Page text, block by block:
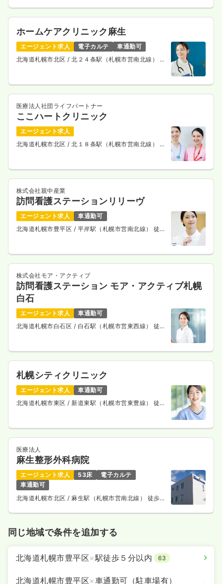
ホームケアクリニック麻生
エージェント求人 電子カルテ
車通勤可
北海道札幌市北区/ 北２４条駅（札幌市営南北線） 徒
医療法人社団ライフパートナー
ここハートクリニック
エージェント求人
北海道札幌市北区/ 北１８条駅（札幌市営南北線） 徒
株式会社親中産業
訪問看護ステーションリリーヴ
エージェント求人
車通勤可
北海道札幌市豊平区 / 平岸駅（札幌市営南北線） 徒歩
株式会社モア・アクティブ
訪問看護ステーション モア・アクティブ札幌
白石
エージェント求人
車通勤可
北海道札幌市白石区 / 白石駅（札幌市営東西線） 徒歩
札幌シティクリニック
エージェント求人
車通勤可
北海道札幌市東区/ 新道東駅（札幌市営東豊線） 徒歩
医療法人
麻生整形外科病院
エージェント求人 53床
電子カルテ
車通勤可
北海道札幌市北区 / 麻生駅（札幌市営南北線） 徒歩7
同じ地域で条件を追加する
北海道札幌市豊平区×駅徒歩５分以内 63
北海道札幌市豊平区×車通勤可（駐車場有）